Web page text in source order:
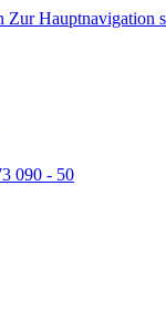
Zur Hauptnavigation
090 - 50